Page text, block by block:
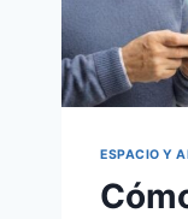
ESPACIO Y